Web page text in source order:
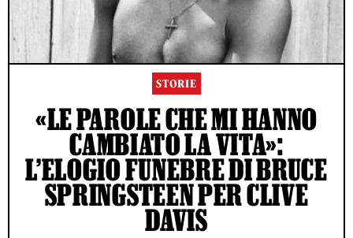
STORIE
«LE PAROLE CHE MI HANNO
CAMBIATO LA VITA»:
L’ELOGIO FUNEBRE DI BRUCE
SPRINGSTEEN PER CLIVE
DAVIS